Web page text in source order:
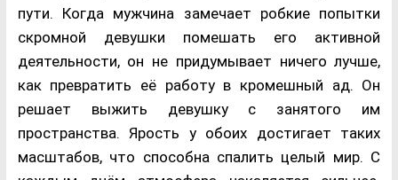
пути. Когда мужчина замечает робкие попытки
скромной девушки помешать его активной
деятельности, он не придумывает ничего лучше,
как превратить её работу в кромешный ад. Он
решает выжить девушку с занятого им
пространства. Ярость у обоих достигает таких
масштабов, что способна спалить целый мир. С